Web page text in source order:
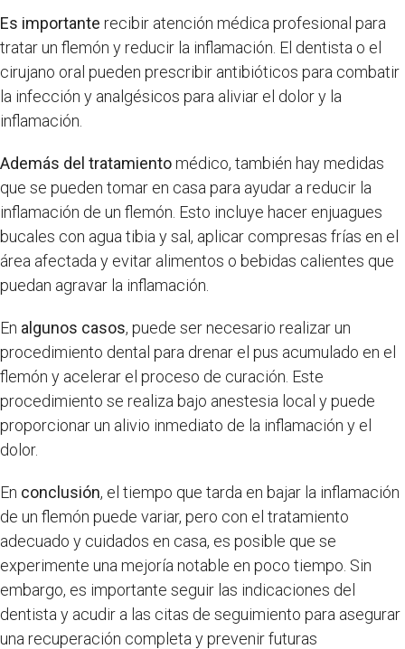
Es importante recibir atención médica profesional para
tratar un flemón y reducir la inflamación. El dentista o el
cirujano oral pueden prescribir antibióticos para combatir
la infección y analgésicos para aliviar el dolor y la
inflamación.
Además del tratamientomédico, también hay medidas
que se pueden tomar en casa para ayudar a reducir la
inflamación de un flemón. Esto incluye hacer enjuagues
bucales con agua tibia y sal, aplicar compresas frías en el
área afectada y evitar alimentos o bebidas calientes que
puedan agravar la inflamación.
En algunos casos, puede ser necesario realizar un
procedimiento dental para drenar el pus acumulado en el
flemón y acelerar el proceso de curación. Este
procedimiento se realiza bajo anestesia local y puede
proporcionar un alivio inmediato de la inflamación y el
dolor.
En conclusión, el tiempo que tarda en bajar la inflamación
de un flemón puede variar, pero con el tratamiento
adecuado y cuidados en casa, es posible que se
experimente una mejoría notable en poco tiempo. Sin
embargo, es importante seguir las indicaciones del
dentista y acudir a las citas de seguimiento para asegurar
una recuperación completa y prevenir futuras